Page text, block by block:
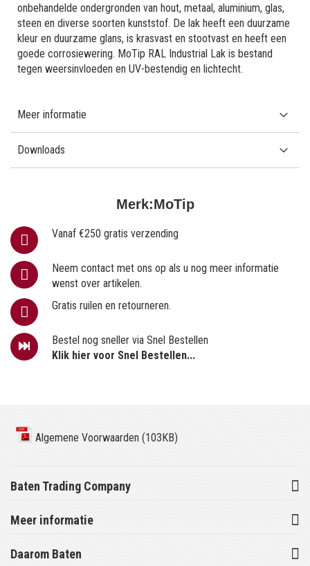
Merk:MoTip
Vanaf €250 gratis verzending
Neem contact met ons op als u nog meer informatie
wenst over artikelen.
Gratis ruilen en retourneren.
Bestel nog sneller via Snel Bestellen
Klik hier voor Snel Bestellen...
onbehandelde ondergronden van hout, metaal, aluminium, glas,
steen en diverse soorten kunststof. De lak heeft een duurzame
kleur en duurzame glans, is krasvast en stootvast en heeft een
goede corrosiewering. MoTip RAL Industrial Lak is bestand
tegen weersinvloeden en UV-bestendig en lichtecht.
Meer informatie
Downloads
Algemene Voorwaarden (103KB)
Baten Trading Company
Meer informatie
Daarom Baten